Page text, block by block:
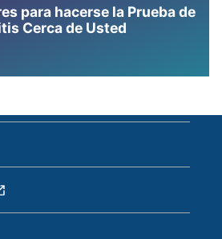
para hacerse la Prueba de
Cerca de Usted